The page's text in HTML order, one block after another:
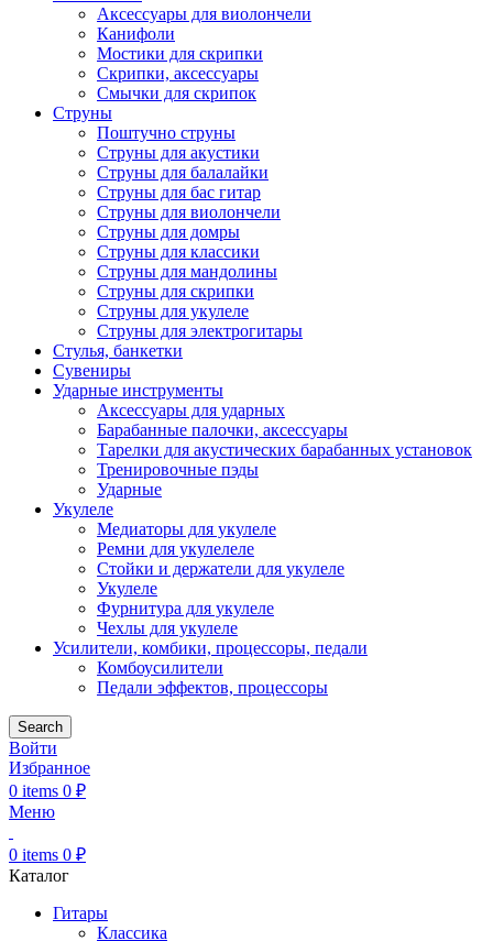
Аксессуары для виолончели
Канифоли
Мостики для скрипки
Скрипки, аксессуары
Смычки для скрипок
Струны
Поштучно струны
Струны для акустики
Струны для балалайки
Струны для бас гитар
Струны для виолончели
Струны для домры
Струны для классики
Струны для мандолины
Струны для скрипки
Струны для укулеле
Струны для электрогитары
Стулья, банкетки
Сувениры
Ударные инструменты
Аксессуары для ударных
Барабанные палочки, аксессуары
Тарелки для акустических барабанных установок
Тренировочные пэды
Ударные
Укулеле
Медиаторы для укулеле
Ремни для укулелеле
Стойки и держатели для укулеле
Укулеле
Фурнитура для укулеле
Чехлы для укулеле
Усилители, комбики, процессоры, педали
Комбоусилители
Педали эффектов, процессоры
Search
Войти
Избранное
0 items 0 ₽
Меню
0 items 0 ₽
Каталог
Гитары
Классика